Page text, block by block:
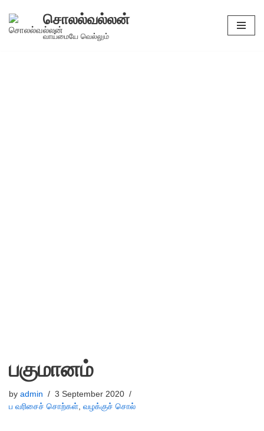
Skip
சொலல்வல்லன்
வாய்மையே வெல்லும்
பகுமானம்
by admin
3 September 2020
ப வரிசைச் சொற்கள், வழக்குச் சொல்